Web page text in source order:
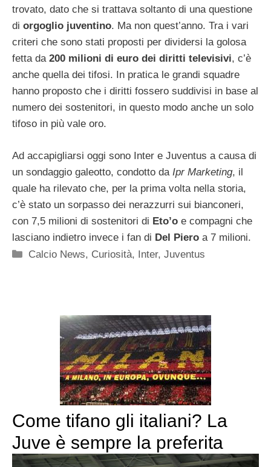
trovato, dato che si trattava soltanto di una questione
di orgoglio juventino. Ma non quest’anno. Tra i vari
criteri che sono stati proposti per dividersi la golosa
fetta da 200 milioni di euro dei diritti televisivi, c’è
anche quella dei tifosi. In pratica le grandi squadre
hanno proposto che i diritti fossero suddivisi in base al
numero dei sostenitori, in questo modo anche un solo
tifoso in più vale oro.
Ad accapigliarsi oggi sono Inter e Juventus a causa di
un sondaggio galeotto, condotto da Ipr Marketing, il
quale ha rilevato che, per la prima volta nella storia,
c’è stato un sorpasso dei nerazzurri sui bianconeri,
con 7,5 milioni di sostenitori di Eto’o e compagni che
lasciano indietro invece i fan di Del Piero a 7 milioni.
Categorie
Calcio News, Curiosità, Inter,Juventus
Come tifano gli italiani? La
Juve è sempre la preferita